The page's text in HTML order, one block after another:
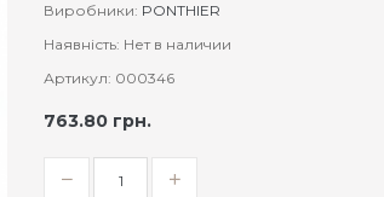
Виробники: PONTHIER
Наявність: Нет в наличии
Артикул: 000346
763.80 грн.